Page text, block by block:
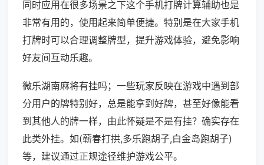
同时应用在很多场景之下这个手机打牌计算辅助也是
非常有用的，使用起来简单便捷。特别是在大家手机
打牌时可以合理调整牌型，提升游戏体验，避免影响
好友间互动乐趣。
微乐湖南麻将有挂吗；一些玩家反映在游戏中遇到部
分用户的牌特别好，总是能拿到好牌，甚至好像能看
到其他人的牌一样，由此怀疑是不是有挂？确实存在
此类外挂。如(蕲春打拱,多乐跑胡子,白金岛跑胡子)
等，建议通过正规途径维护游戏公平。